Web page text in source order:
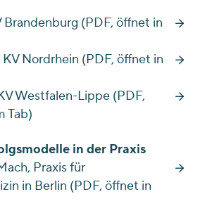
Brandenburg (PDF, öffnet in
Nordrhein (PDF, öffnet in
Westfalen-Lippe (PDF,
Tab)
in der Praxis
Praxis für
in Berlin (PDF, öffnet in